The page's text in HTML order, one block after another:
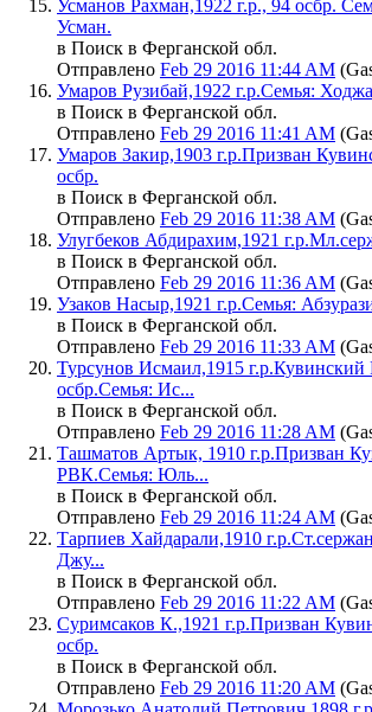
Усманов Рахман,1922 г.р., 94 осбр.
Усман.
в Поиск в Ферганской обл.
Отправлено Feb 29 2016 11:44 AM
Умаров Рузибай,1922 г.р.Семья:
в Поиск в Ферганской обл.
Отправлено Feb 29 2016 11:41 AM
Умаров Закир,1903 г.р.Призван
осбр.
в Поиск в Ферганской обл.
Отправлено Feb 29 2016 11:38 AM
Улугбеков Абдирахим,1921
в Поиск в Ферганской обл.
Отправлено Feb 29 2016 11:36 AM
Узаков Насыр,1921 г.р.Семья:
в Поиск в Ферганской обл.
Отправлено Feb 29 2016 11:33 AM
Турсунов Исмаил,1915
осбр.Семья: Ис...
в Поиск в Ферганской обл.
Отправлено Feb 29 2016 11:28 AM
Ташматов Артык, 1910 г.р.Призван
РВК.Семья: Юль...
в Поиск в Ферганской обл.
Отправлено Feb 29 2016 11:24 AM
Тарпиев Хайдарали,1910
Джу...
в Поиск в Ферганской обл.
Отправлено Feb 29 2016 11:22 AM
Суримсаков К.,1921 г.р.Призван
осбр.
в Поиск в Ферганской обл.
Отправлено Feb 29 2016 11:20 AM